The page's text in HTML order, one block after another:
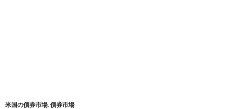
米国の債券市場, 債券市場